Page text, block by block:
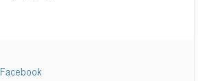
Facebook